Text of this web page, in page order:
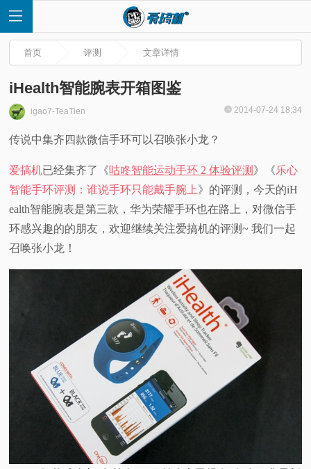
快
讯
首页 评测 文章详情
iHealth智能腕表开箱图鉴
igao7-TeaTien 2014-07-24 18:34
传说中集齐四款微信手环可以召唤张小龙？
爱搞机已经集齐了《咕咚智能运动手环 2 体验评测 》《乐心
智能手环评测：谁说手环只能戴手腕上》的评测，今天的iH
ealth智能腕表是第三款，华为荣耀手环也在路上，对微信手
环感兴趣的的朋友，欢迎继续关注爱搞机的评测~ 我们一起
召唤张小龙！